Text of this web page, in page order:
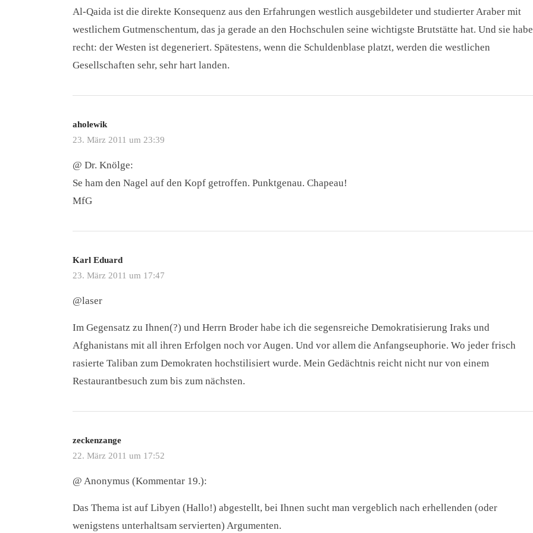
Al-Qaida ist die direkte Konsequenz aus den Erfahrungen westlich ausgebildeter und studierter Araber mit
westlichem Gutmenschentum, das ja gerade an den Hochschulen seine wichtigste Brutstätte hat. Und sie
recht: der Westen ist degeneriert. Spätestens, wenn die Schuldenblase platzt, werden die westlichen
Gesellschaften sehr, sehr hart landen.
aholewik
23. März 2011 um 23:39
@ Dr. Knölge:
Se ham den Nagel auf den Kopf getroffen. Punktgenau. Chapeau!
MfG
Karl Eduard
23. März 2011 um 17:47
@laser
Im Gegensatz zu Ihnen(?) und Herrn Broder habe ich die segensreiche Demokratisierung Iraks und
Afghanistans mit all ihren Erfolgen noch vor Augen. Und vor allem die Anfangseuphorie. Wo jeder frisch
rasierte Taliban zum Demokraten hochstilisiert wurde. Mein Gedächtnis reicht nicht nur von einem
Restaurantbesuch zum bis zum nächsten.
zeckenzange
22. März 2011 um 17:52
@ Anonymus (Kommentar 19.):
Das Thema ist auf Libyen (Hallo!) abgestellt, bei Ihnen sucht man vergeblich nach erhellenden (oder
wenigstens unterhaltsam servierten) Argumenten.